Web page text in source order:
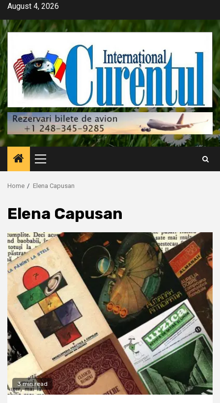
Skip
content
August 4, 2026
Primary
Menu
Home Elena Capusan
Elena Capusan
3 min read